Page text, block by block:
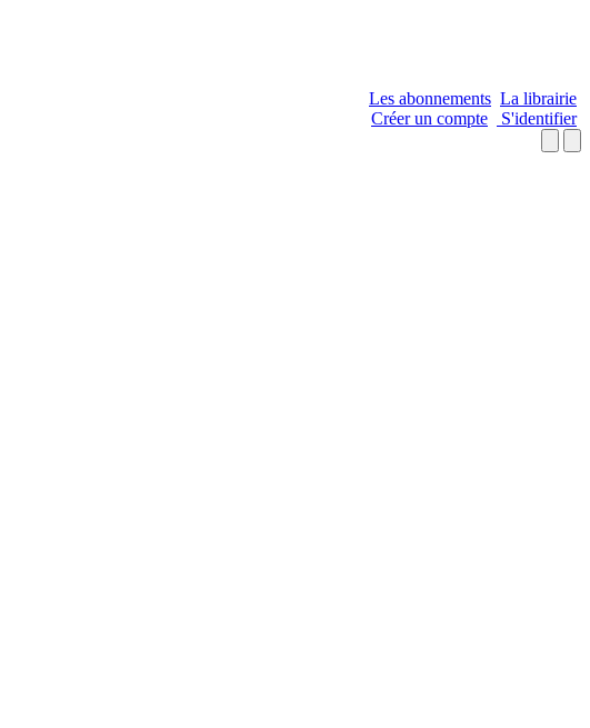
Les abonnements La librairie
Créer un compte
S'identifier